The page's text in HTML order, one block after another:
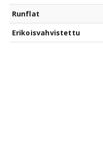
Runflat
Erikoisvahvistettu